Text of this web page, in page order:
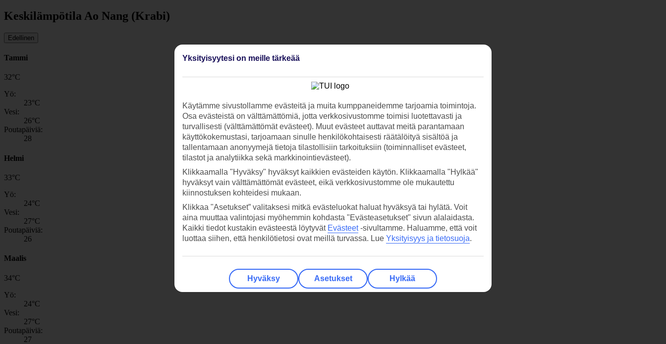
Keskilämpötila Ao Nang (Krabi)
Edellinen
Tammi
32°C
Yö:
23°C
Vesi:
26°C
Poutapäiviä:
28
Helmi
33°C
Yö:
24°C
Vesi:
27°C
Poutapäiviä:
26
Maalis
34°C
Yö:
24°C
Vesi:
27°C
Poutapäiviä:
27
Yksityisyytesi on meille tärkeää
Käytämme sivustollamme evästeitä ja muita kumppaneidemme tarjoamia toimintoja.
Osa evästeistä on välttämättömiä, jotta verkkosivustomme toimisi luotettavasti ja
turvallisesti (välttämättömät evästeet). Muut evästeet auttavat meitä parantamaan
käyttökokemustasi, tarjoamaan sinulle henkilökohtaisesti räätälöityä sisältöä ja
tallentamaan anonyymejä tietoja tilastollisiin tarkoituksiin (toiminnalliset evästeet,
tilastot ja analytiikka sekä markkinointievästeet).
Klikkaamalla "Hyväksy" hyväksyt kaikkien evästeiden käytön. Klikkaamalla "Hylkää"
hyväksyt vain välttämättömät evästeet, eikä verkkosivustomme ole mukautettu
kiinnostuksen kohteidesi mukaan.
Klikkaa "Asetukset” valitaksesi mitkä evästeluokat haluat hyväksyä tai hylätä. Voit
aina muuttaa valintojasi myöhemmin kohdasta "Evästeasetukset" sivun alalaidasta.
Kaikki tiedot kustakin evästeestä löytyvät Evästeet-sivultamme. Haluamme, että voit
luottaa siihen, että henkilötietosi ovat meillä turvassa. Lue Yksityisyys ja tietosuoja.
Hyväksy Asetukset Hylkää